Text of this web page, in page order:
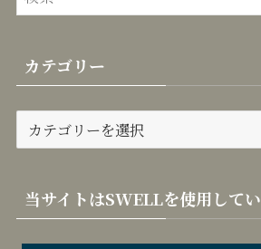
カテゴリー
テ
リ
ー
当サイトはSWELLを使用して